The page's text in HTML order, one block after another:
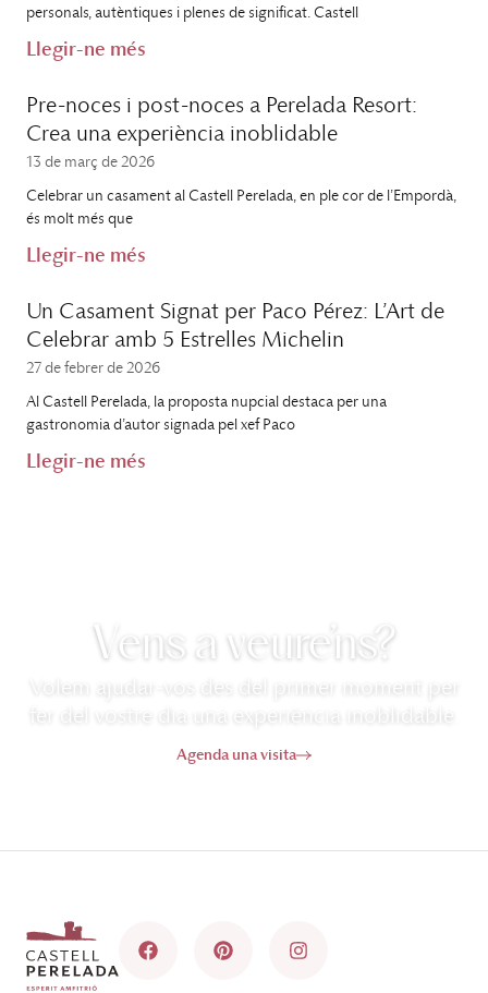
personals, autèntiques i plenes de significat. Castell
Llegir-ne més
Pre-noces i post-noces a Perelada Resort:
Crea una experiència inoblidable
13 de març de 2026
Celebrar un casament al Castell Perelada, en ple cor de l’Empordà,
és molt més que
Llegir-ne més
Un Casament Signat per Paco Pérez: L’Art de
Celebrar amb 5 Estrelles Michelin
27 de febrer de 2026
Al Castell Perelada, la proposta nupcial destaca per una
gastronomia d’autor signada pel xef Paco
Llegir-ne més
Vens a veure’ns?
Volem ajudar-vos des del primer moment per
fer del vostre dia una experiència inoblidable.
Agenda una visita